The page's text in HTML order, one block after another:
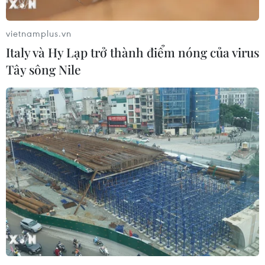
Phòng chống dịch bệnh từ động vật sang
người: Cách tiếp cận tối ưu
07/11/2023 08:48
Theo Giám đốc Cơ quan Phát triển Quốc tế Hoa Kỳ tại
Việt Nam, Việt Nam tiếp tục là quốc gia ưu tiên của
USAID cho Chương trình An ninh Y tế Toàn cầu thông
qua cơ chế "Một sức khỏe" phối hợp đa ngành.
TIN CÙNG CHUYÊN MỤC
vietnamplus.vn
Italy và Hy Lạp trở thành điểm nóng của virus
Tây sông Nile